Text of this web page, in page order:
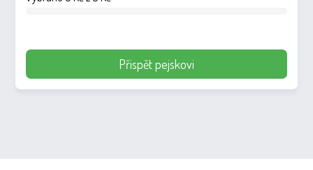
Přispět pejskovi